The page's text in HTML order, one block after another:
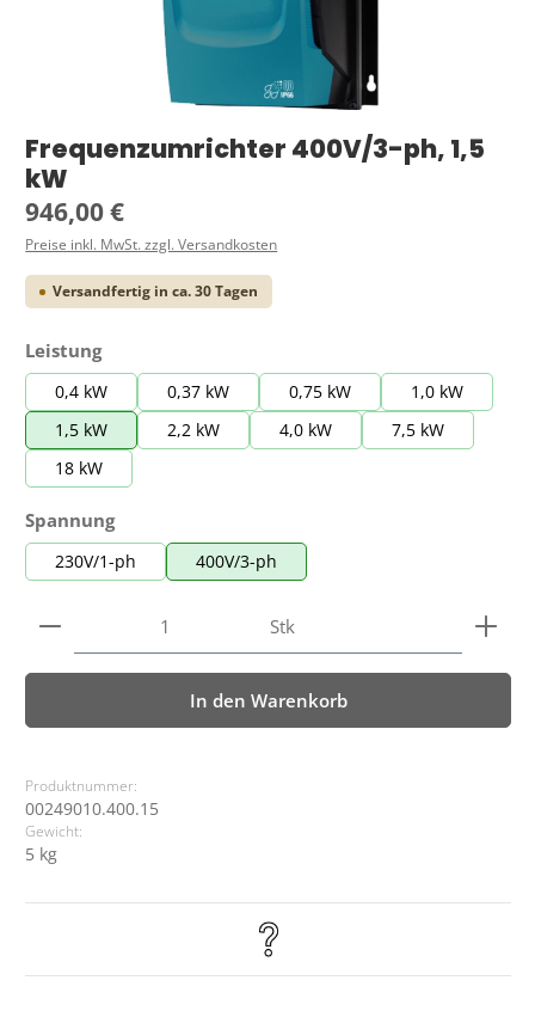
Frequenzumrichter 400V/3-ph, 1,5
kW
Regulärer Preis:
946,00 €
Preise inkl. MwSt. zzgl. Versandkosten
Versandfertig in ca. 30 Tagen
Leistungauswählen
0,4 kW 0,37 kW 0,75 kW
1,0 kW
1,5 kW
2,2 kW 4,0 kW
7,5 kW
18 kW
Spannungauswählen
230V/1-ph 400V/3-ph
Produkt Anzahl: Gib den gewünschten Wert ein
Stk
In den Warenkorb
Produktnummer:
00249010.400.15
Gewicht:
5 kg